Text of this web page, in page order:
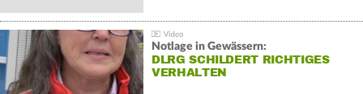
Notlage in Gewässern:
DLRG SCHILDERT RICHTIGES
VERHALTEN